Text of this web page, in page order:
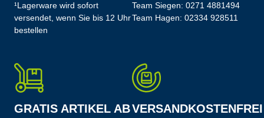
¹Lagerware wird sofort
versendet, wenn Sie bis 12 Uhr
bestellen
Team Siegen: 0271 4881494
Team Hagen: 02334 928511
GRATIS ARTIKEL ABVERSANDKOSTENFREI